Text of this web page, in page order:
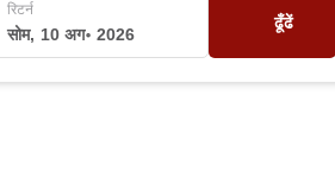
रिटर्न
सोम, 10 अग॰ 2026
ढूँढें